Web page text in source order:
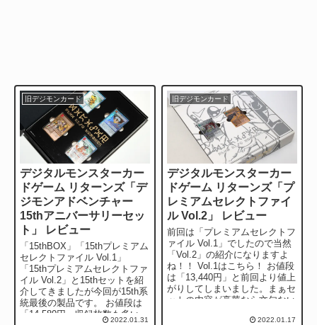
旧デジモンカード
デジタルモンスターカー
ドゲーム リターンズ「デ
ジモンアドベンチャー
15thアニバーサリーセッ
ト」 レビュー
「15thBOX」「15thプレミアム
セレクトファイル Vol.1」
「15thプレミアムセレクトファ
イル Vol.2」と15thセットを紹
介してきましたが今回が15th系
統最後の製品です。 お値段は
「14,580円」収録枚数も多い
2022.01.31
旧デジモンカード
デジタルモンスターカー
ドゲーム リターンズ「プ
レミアムセレクトファイ
ル Vol.2」 レビュー
前回は「プレミアムセレクトフ
ァイル Vol.1」でしたので当然
「Vol.2」の紹介になりますよ
ね！！ Vol.1はこちら！ お値段
は「13,440円」と前回より値上
がりしてしまいました。まぁセ
ットの内容が豪華なら文句ない
2022.01.17